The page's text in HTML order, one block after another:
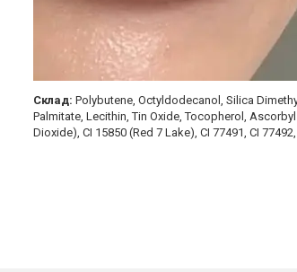
Склад: Polybutene, Octyldodecanol, Silica
Palmitate, Lecithin, Tin Oxide, Tocopherol,
Dioxide), CI 15850 (Red 7 Lake), CI 77491, CI